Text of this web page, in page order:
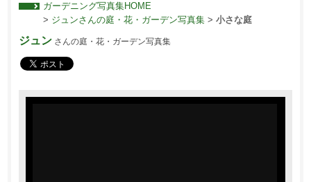
ガーデニング写真集HOME
> ジュンさんの庭・花・ガーデン写真集> 小さな庭
ジュンさんの庭・花・ガーデン写真集